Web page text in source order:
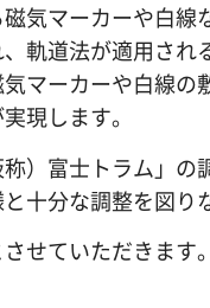
気マーカーや白
軌道法が適用さ
マーカーや白線
現します。
）富士トラム」
十分な調整を図り
せていただきます。